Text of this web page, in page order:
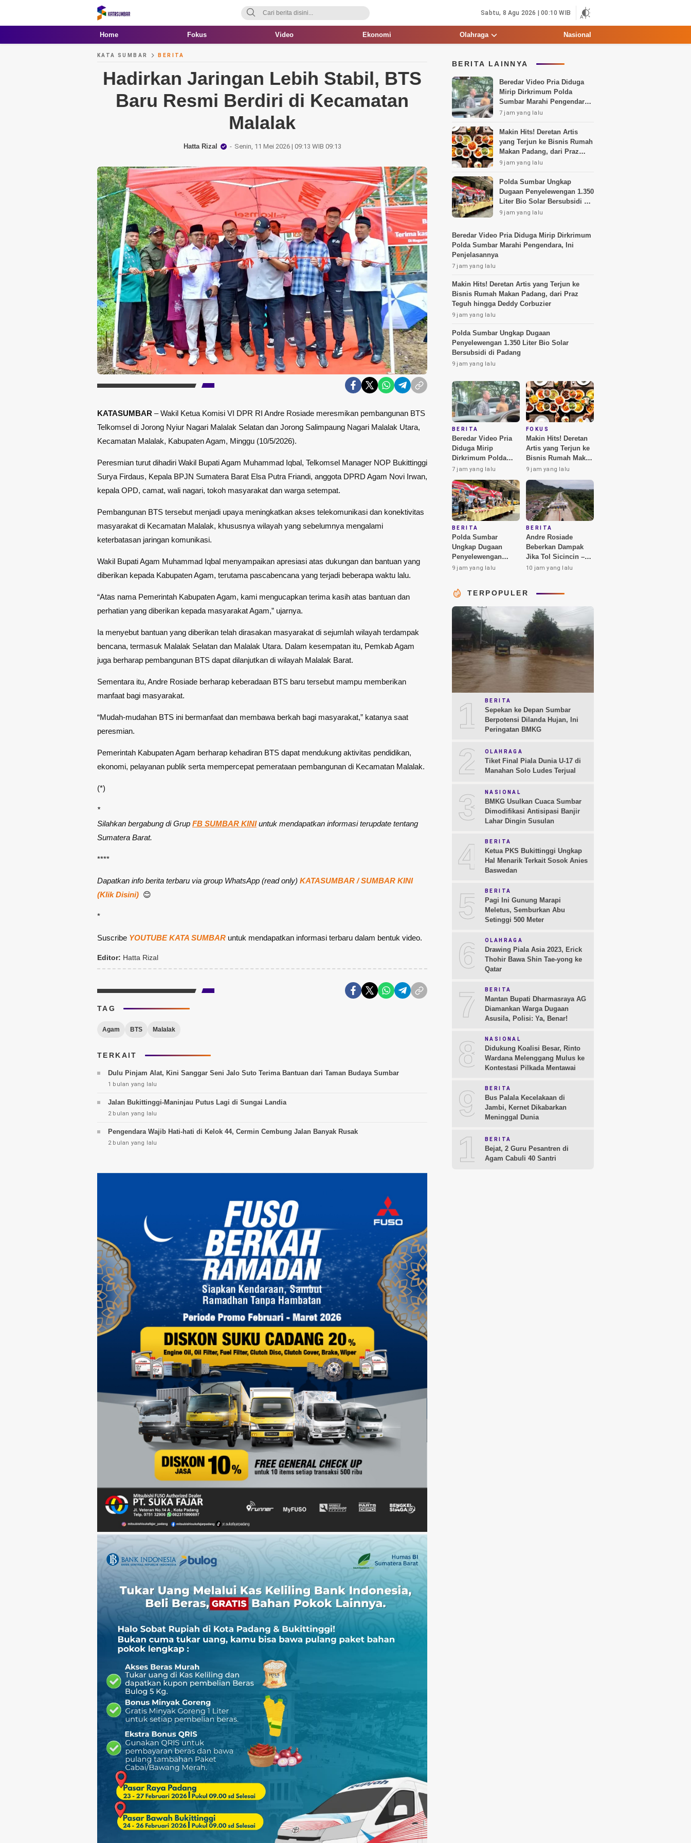
Kata Sumbar
Berita Sumbar Hari Ini
Sabtu, 8 Agu 2026 | 00:10 WIB
Home Fokus Video Ekonomi Olahraga Nasional
KATA SUMBAR BERITA
Hadirkan Jaringan Lebih Stabil, BTS
Baru Resmi Berdiri di Kecamatan
Malalak
Hatta Rizal Senin, 11 Mei 2026 | 09:13 WIB 09:13
KATASUMBAR – Wakil Ketua Komisi VI DPR RI Andre Rosiade meresmikan pembangunan BTS
Telkomsel di Jorong Nyiur Nagari Malalak Selatan dan Jorong Salimpaung Nagari Malalak Utara,
Kecamatan Malalak, Kabupaten Agam, Minggu (10/5/2026).
Peresmian turut dihadiri Wakil Bupati Agam Muhammad Iqbal, Telkomsel Manager NOP Bukittinggi
Surya Firdaus, Kepala BPJN Sumatera Barat Elsa Putra Friandi, anggota DPRD Agam Novi Irwan,
kepala OPD, camat, wali nagari, tokoh masyarakat dan warga setempat.
Pembangunan BTS tersebut menjadi upaya meningkatkan akses telekomunikasi dan konektivitas
masyarakat di Kecamatan Malalak, khususnya wilayah yang sebelumnya mengalami
keterbatasan jaringan komunikasi.
Wakil Bupati Agam Muhammad Iqbal menyampaikan apresiasi atas dukungan dan bantuan yang
diberikan kepada Kabupaten Agam, terutama pascabencana yang terjadi beberapa waktu lalu.
“Atas nama Pemerintah Kabupaten Agam, kami mengucapkan terima kasih atas bantuan dan
perhatian yang diberikan kepada masyarakat Agam,” ujarnya.
Ia menyebut bantuan yang diberikan telah dirasakan masyarakat di sejumlah wilayah terdampak
bencana, termasuk Malalak Selatan dan Malalak Utara. Dalam kesempatan itu, Pemkab Agam
juga berharap pembangunan BTS dapat dilanjutkan di wilayah Malalak Barat.
Sementara itu, Andre Rosiade berharap keberadaan BTS baru tersebut mampu memberikan
manfaat bagi masyarakat.
“Mudah-mudahan BTS ini bermanfaat dan membawa berkah bagi masyarakat,” katanya saat
peresmian.
Pemerintah Kabupaten Agam berharap kehadiran BTS dapat mendukung aktivitas pendidikan,
ekonomi, pelayanan publik serta mempercepat pemerataan pembangunan di Kecamatan Malalak.
(*)
*
Silahkan bergabung di Grup FB SUMBAR KINIuntuk mendapatkan informasi terupdate tentang
Sumatera Barat.
****
Dapatkan info berita terbaru via group WhatsApp (read only) KATASUMBAR / SUMBAR KINI
(Klik Disini) 😊
*
Suscribe YOUTUBE KATA SUMBAR untuk mendapatkan informasi terbaru dalam bentuk video.
Editor: Hatta Rizal
TAG
Agam BTS Malalak
TERKAIT
Dulu Pinjam Alat, Kini Sanggar Seni Jalo Suto Terima Bantuan dari Taman Budaya Sumbar
1 bulan yang lalu
Jalan Bukittinggi-Maninjau Putus Lagi di Sungai Landia
2 bulan yang lalu
Pengendara Wajib Hati-hati di Kelok 44, Cermin Cembung Jalan Banyak Rusak
2 bulan yang lalu
BERITA LAINNYA
Beredar Video Pria Diduga
Mirip Dirkrimum Polda
Sumbar Marahi Pengendara,
Ini Penjelasannya
7 jam yang lalu
Makin Hits! Deretan Artis
yang Terjun ke Bisnis Rumah
Makan Padang, dari Praz
Teguh hingga Deddy
9 jam yang lalu
Polda Sumbar Ungkap
Dugaan Penyelewengan 1.350
Liter Bio Solar Bersubsidi di
Padang
9 jam yang lalu
Beredar Video Pria Diduga Mirip Dirkrimum
Polda Sumbar Marahi Pengendara, Ini
Penjelasannya
7 jam yang lalu
Makin Hits! Deretan Artis yang Terjun ke
Bisnis Rumah Makan Padang, dari Praz
Teguh hingga Deddy Corbuzier
9 jam yang lalu
Polda Sumbar Ungkap Dugaan
Penyelewengan 1.350 Liter Bio Solar
Bersubsidi di Padang
9 jam yang lalu
BERITA
Beredar Video Pria
Diduga Mirip
Dirkrimum Polda
Sumbar Marahi
Penjelasannya
7 jam yang lalu
FOKUS
Makin Hits! Deretan
Artis yang Terjun ke
Bisnis Rumah Makan
Padang, dari Praz
Corbuzier
9 jam yang lalu
BERITA
Polda Sumbar
Ungkap Dugaan
Penyelewengan
1.350 Liter Bio Solar
9 jam yang lalu
BERITA
Andre Rosiade
Beberkan Dampak
Jika Tol Sicincin –
Bukittinggi Berhasil
10 jam yang lalu
TERPOPULER
1 BERITA
Sepekan ke Depan Sumbar
Berpotensi Dilanda Hujan, Ini
Peringatan BMKG
2 OLAHRAGA
Tiket Final Piala Dunia U-17 di
Manahan Solo Ludes Terjual
3 NASIONAL
BMKG Usulkan Cuaca Sumbar
Dimodifikasi Antisipasi Banjir
Lahar Dingin Susulan
4 BERITA
Ketua PKS Bukittinggi Ungkap
Hal Menarik Terkait Sosok Anies
Baswedan
5 BERITA
Pagi Ini Gunung Marapi
Meletus, Semburkan Abu
Setinggi 500 Meter
6 OLAHRAGA
Drawing Piala Asia 2023, Erick
Thohir Bawa Shin Tae-yong ke
Qatar
7 BERITA
Mantan Bupati Dharmasraya AG
Diamankan Warga Dugaan
Asusila, Polisi: Ya, Benar!
8 NASIONAL
Didukung Koalisi Besar, Rinto
Wardana Melenggang Mulus ke
Kontestasi Pilkada Mentawai
9 BERITA
Bus Palala Kecelakaan di
Jambi, Kernet Dikabarkan
Meninggal Dunia
10BERITA
Bejat, 2 Guru Pesantren di
Agam Cabuli 40 Santri